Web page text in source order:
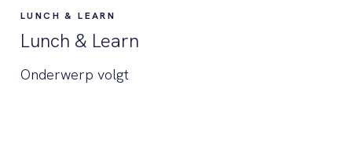
LUNCH & LEARN
Lunch & Learn
Onderwerp volgt